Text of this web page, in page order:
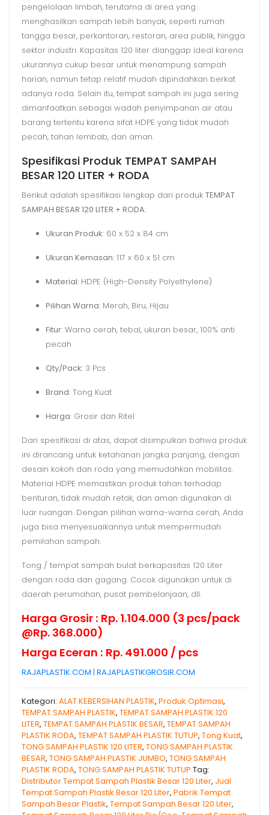
pengelolaan limbah, terutama di area yang
menghasilkan sampah lebih banyak, seperti rumah
tangga besar, perkantoran, restoran, area publik, hingga
sektor industri. Kapasitas 120 liter dianggap ideal karena
ukurannya cukup besar untuk menampung sampah
harian, namun tetap relatif mudah dipindahkan berkat
adanya roda. Selain itu, tempat sampah ini juga sering
dimanfaatkan sebagai wadah penyimpanan air atau
barang tertentu karena sifat HDPE yang tidak mudah
pecah, tahan lembab, dan aman.
Spesifikasi Produk TEMPAT SAMPAH
BESAR 120 LITER + RODA
Berikut adalah spesifikasi lengkap dari produk TEMPAT
SAMPAH BESAR 120 LITER + RODA:
Ukuran Produk: 60 x 52 x 84 cm
Ukuran Kemasan: 117 x 60 x 51 cm
Material: HDPE (High-Density Polyethylene)
Pilihan Warna: Merah, Biru, Hijau
Fitur: Warna cerah, tebal, ukuran besar, 100% anti
pecah
Qty/Pack: 3 Pcs
Brand: Tong Kuat
Harga: Grosir dan Ritel
Dari spesifikasi di atas, dapat disimpulkan bahwa produk
ini dirancang untuk ketahanan jangka panjang, dengan
desain kokoh dan roda yang memudahkan mobilitas.
Material HDPE memastikan produk tahan terhadap
benturan, tidak mudah retak, dan aman digunakan di
luar ruangan. Dengan pilihan warna-warna cerah, Anda
juga bisa menyesuaikannya untuk mempermudah
pemilahan sampah.
Tong / tempat sampah bulat berkapasitas 120 Liter
dengan roda dan gagang. Cocok digunakan untuk di
daerah perumahan, pusat pembelanjaan, dll.
Harga Grosir : Rp. 1.104.000 (3 pcs/pack
@Rp. 368.000)
Harga Eceran : Rp. 491.000 / pcs
RAJAPLASTIK.COM | RAJAPLASTIKGROSIR.COM
Kategori: ALAT KEBERSIHAN PLASTIK, Produk Optimasi,
TEMPAT SAMPAH PLASTIK, TEMPAT SAMPAH PLASTIK 120
LITER, TEMPAT SAMPAH PLASTIK BESAR, TEMPAT SAMPAH
PLASTIK RODA, TEMPAT SAMPAH PLASTIK TUTUP, Tong Kuat,
TONG SAMPAH PLASTIK 120 LITER, TONG SAMPAH PLASTIK
BESAR, TONG SAMPAH PLASTIK JUMBO, TONG SAMPAH
PLASTIK RODA, TONG SAMPAH PLASTIK TUTUP Tag:
Distributor Tempat Sampah Plastik Besar 120 Liter, Jual
Tempat Sampah Plastik Besar 120 Liter, Pabrik Tempat
Sampah Besar Plastik, Tempat Sampah Besar 120 Liter,